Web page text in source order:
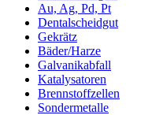
Au, Ag, Pd, Pt
Dentalscheidgut
Gekrätz
Bäder/Harze
Galvanikabfall
Katalysatoren
Brennstoffzellen
Sondermetalle